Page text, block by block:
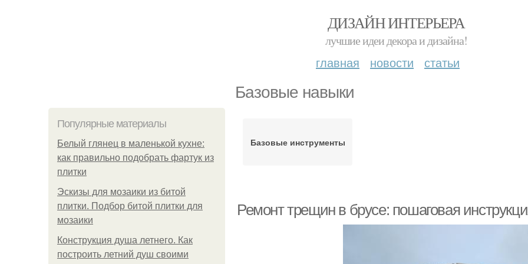
ДИЗАЙН ИНТЕРЬЕРА
лучшие идеи декора и дизайна!
главная новости статьи
Базовые навыки
Популярные материалы
Белый глянец в маленькой кухне:
как правильно подобрать фартук из
плитки
Эскизы для мозаики из битой
плитки. Подбор битой плитки для
мозаики
Конструкция душа летнего. Как
построить летний душ своими
Базовые инструменты
Ремонт трещин в брусе: пошаговая